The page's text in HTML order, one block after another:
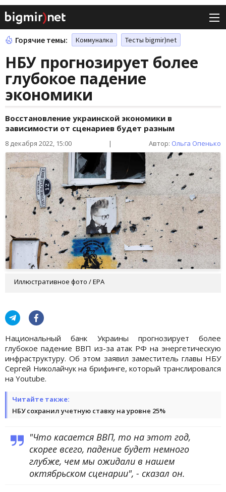
Горячие темы: Коммуналка Тесты bigmir)net
НБУ прогнозирует более
глубокое падение
экономики
Восстановление украинской экономики в
зависимости от сценариев будет разным
8 декабря 2022, 15:00 | Автор: Ольга Опенько
Иллюстративное фото / EPA
Национальный банк Украины прогнозирует более
глубокое падение ВВП из-за атак РФ на энергетическую
инфраструктуру. Об этом заявил заместитель главы НБУ
Сергей Николайчук на брифинге, который транслировался
на Youtube.
Читайте также:
НБУ сохранил учетную ставку на уровне 25%
"Что касается ВВП, то на этот год,
скорее всего, падение будет немного
глубже, чем мы ожидали в нашем
октябрьском сценарии", - сказал он.